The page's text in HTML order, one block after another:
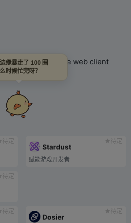
Polkadot Substrate web client
待定 待定
Stardust
赋能游戏开发者
待定
待定 待定
Dosier
缘暴走了 100 圈
时候忙完呀？